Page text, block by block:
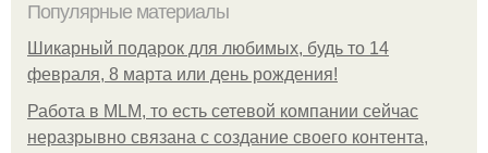
Популярные материалы
Шикарный подарок для любимых, будь то 14
февраля, 8 марта или день рождения!
Работа в MLM, то есть сетевой компании сейчас
неразрывно связана с создание своего контента,